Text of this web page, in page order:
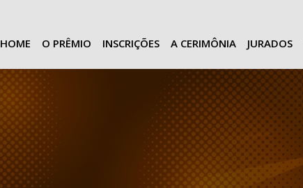
HOME O PRÊMIO INSCRIÇÕES A CERIMÔNIA JURADOS